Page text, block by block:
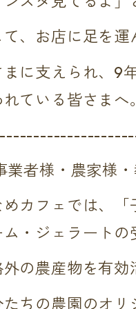
て、お店に足を
まに支えられ、9
れている皆さま
業者様・農家様
めカフェでは、
ム・ジェラート
外の農産物を有効
たちの農園のオ